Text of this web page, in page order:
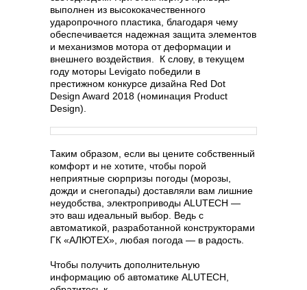
выполнен из высококачественного
ударопрочного пластика, благодаря чему
обеспечивается надежная защита элементов
и механизмов мотора от деформации и
внешнего воздействия. К слову, в текущем
году моторы Levigato победили в
престижном конкурсе дизайна Red Dot
Design Award 2018 (номинация Product
Design).
Таким образом, если вы цените собственный
комфорт и не хотите, чтобы порой
неприятные сюрпризы погоды (морозы,
дожди и снегопады) доставляли вам лишние
неудобства, электроприводы ALUTECH —
это ваш идеальный выбор. Ведь с
автоматикой, разработанной конструкторами
ГК «АЛЮТЕХ», любая погода — в радость.
Чтобы получить дополнительную
информацию об автоматике ALUTECH,